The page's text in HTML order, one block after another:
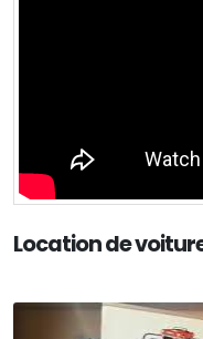
Location de